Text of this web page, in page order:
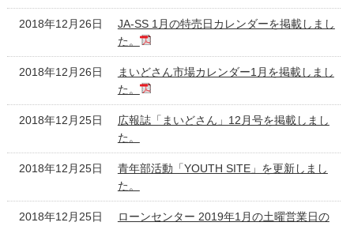
2018年12月26日
JA-SS 1月の特売日カレンダーを掲載しまし
た。
2018年12月26日
まいどさん市場カレンダー1月を掲載しまし
た。
2018年12月25日
広報誌「まいどさん」12月号を掲載しまし
た。
2018年12月25日
青年部活動「YOUTH SITE」を更新しまし
た。
2018年12月25日
ローンセンター 2019年1月の土曜営業日の